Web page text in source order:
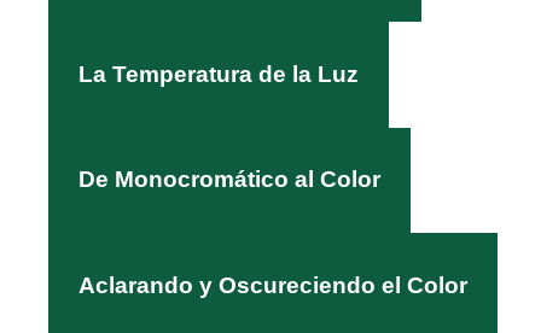
La Temperatura de la Luz
De Monocromático al Color
Aclarando y Oscureciendo el Color